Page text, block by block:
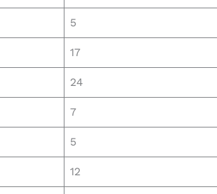
5
17
24
7
5
12